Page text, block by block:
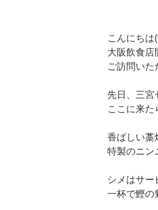
こんにちは
大阪飲食店
ご訪問いた
先日、三宮
ここに来た
香ばしい藁
特製のニン
シメはサー
一杯で鰹の